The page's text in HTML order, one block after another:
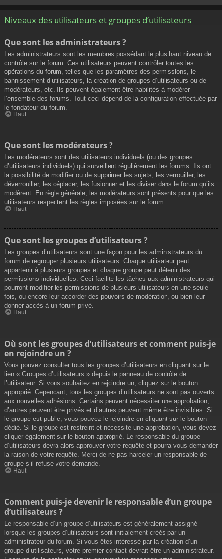
Niveaux des utilisateurs et groupes d’utilisateurs
Que sont les administrateurs ?
Les administrateurs sont les membres possédant le plus haut niveau de
contrôle sur le forum. Ces utilisateurs peuvent contrôler toutes les
opérations du forum, telles que les paramètres des permissions, le
bannissement d’utilisateurs, la création de groupes d’utilisateurs ou de
modérateurs, etc. Ils peuvent également être habilités à modérer
l’ensemble des forums. Tout ceci dépend de la configuration effectuée par
le fondateur du forum.
Haut
Que sont les modérateurs ?
Les modérateurs sont des utilisateurs individuels (ou des groupes
d’utilisateurs individuels) qui surveillent régulièrement les forums. Ils ont
la possibilité de modifier ou de supprimer les sujets, les verrouiller, les
déverrouiller, les déplacer, les fusionner et les diviser dans le forum qu’ils
modèrent. En règle générale, les modérateurs sont présents pour que les
utilisateurs respectent les règles imposées sur le forum.
Haut
Que sont les groupes d’utilisateurs ?
Les groupes d’utilisateurs sont une façon pour les administrateurs du
forum de regrouper plusieurs utilisateurs. Chaque utilisateur peut
appartenir à plusieurs groupes et chaque groupe peut détenir des
permissions individuelles. Ceci facilite les tâches aux administrateurs qui
pourront modifier les permissions de plusieurs utilisateurs en une seule
fois, ou encore leur accorder des pouvoirs de modération, ou bien leur
donner accès à un forum privé.
Haut
Où sont les groupes d’utilisateurs et comment puis-je
en rejoindre un ?
Vous pouvez consulter tous les groupes d’utilisateurs en cliquant sur le
lien « Groupes d’utilisateurs » depuis le panneau de contrôle de
l’utilisateur. Si vous souhaitez en rejoindre un, cliquez sur le bouton
approprié. Cependant, tous les groupes d’utilisateurs ne sont pas ouverts
aux nouvelles adhésions. Certains peuvent nécessiter une approbation,
d’autres peuvent être privés et d’autres peuvent même être invisibles. Si
le groupe est public, vous pouvez le rejoindre en cliquant sur le bouton
dédié. Si le groupe est restreint et nécessite une approbation, vous devez
cliquer également sur le bouton approprié. Le responsable du groupe
d’utilisateurs devra alors approuver votre requête et pourra vous demander
la raison de votre requête. Merci de ne pas harceler un responsable de
groupe s’il refuse votre demande.
Haut
Comment puis-je devenir le responsable d’un groupe
d’utilisateurs ?
Le responsable d’un groupe d’utilisateurs est généralement assigné
lorsque les groupes d’utilisateurs sont initialement créés par un
administrateur du forum. Si vous êtes intéressé par la création d’un
groupe d’utilisateurs, votre premier contact devrait être un administrateur.